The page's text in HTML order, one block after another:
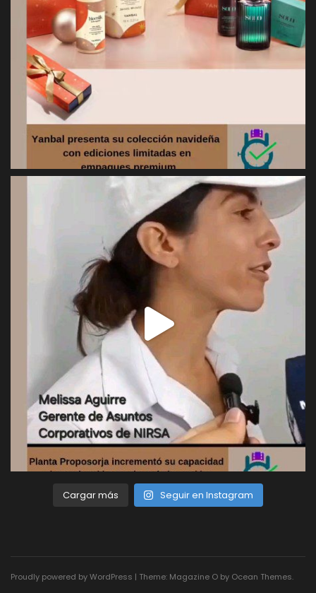
Cargar más Seguir en Instagram
Proudly powered by WordPress | Theme: Magazine O by Ocean Themes.